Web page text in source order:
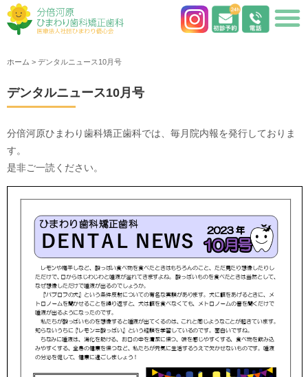
ホーム > デンタルニュース10月号
デンタルニュース10月号
分倍河原ひまわり歯科矯正歯科では、毎月院内報を発行しておりま
す。
是非ご一読ください。